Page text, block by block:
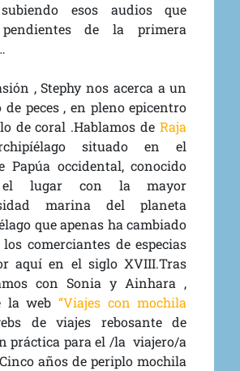
subiendo esos audios que
de la primera
, Stephy nos acerca a un
peces , en pleno epicentro
de coral .Hablamos deRaja
situado en el
Papúa occidental, conocido
lugar con la mayor
marina del planeta
que apenas ha cambiado
comerciantes de especias
aquí en el siglo XVIII.Tras
con Sonia y Ainhara ,
la web“Viajes con mochila
de viajes rebosante de
práctica para el /la viajero/a
años de periplo mochila